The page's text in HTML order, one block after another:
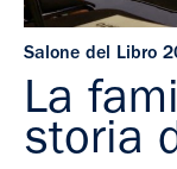
Salone del Libro
La
storia